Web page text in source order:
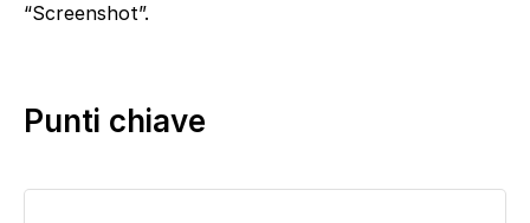
“Screenshot”.
Punti chiave